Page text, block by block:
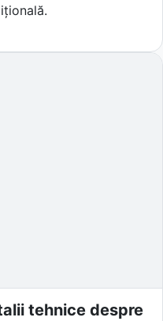
tehnice despre